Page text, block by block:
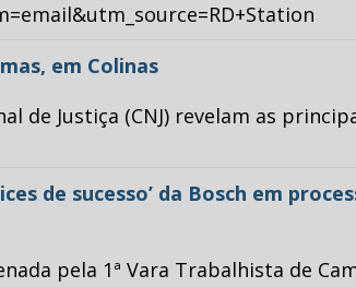
em Colinas
de Justiça (CNJ) revelam as
de sucesso’ da Bosch em
pela 1ª Vara Trabalhista de